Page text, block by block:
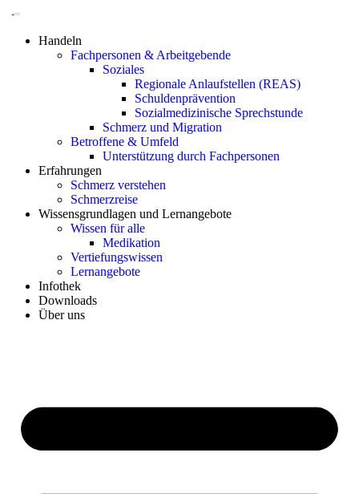
Handeln
Fachpersonen & Arbeitgebende
Soziales
Regionale Anlaufstellen (REAS)
Schuldenprävention
Sozialmedizinische Sprechstunde
Schmerz und Migration
Betroffene & Umfeld
Unterstützung durch Fachpersonen
Erfahrungen
Schmerz verstehen
Schmerzreise
Wissensgrundlagen und Lernangebote
Wissen für alle
Medikation
Vertiefungswissen
Lernangebote
Infothek
Downloads
Über uns